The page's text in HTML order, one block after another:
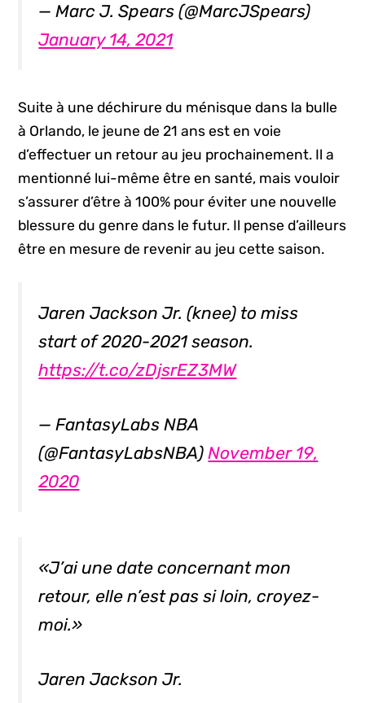
— Marc J. Spears (@MarcJSpears)
January 14, 2021
Suite à une déchirure du ménisque dans la bulle
à Orlando, le jeune de 21 ans est en voie
d’effectuer un retour au jeu prochainement. Il a
mentionné lui-même être en santé, mais vouloir
s’assurer d’être à 100% pour éviter une nouvelle
blessure du genre dans le futur. Il pense d’ailleurs
être en mesure de revenir au jeu cette saison.
Jaren Jackson Jr. (knee) to miss
start of 2020-2021 season.
https://t.co/zDjsrEZ3MW
— FantasyLabs NBA
(@FantasyLabsNBA)November 19,
2020
«J’ai une date concernant mon
retour, elle n’est pas si loin, croyez-
moi.»
Jaren Jackson Jr.